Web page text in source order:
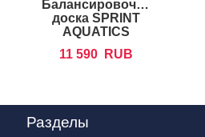
Балансировочная
доска SPRINT
AQUATICS
11 590 RUB
Разделы